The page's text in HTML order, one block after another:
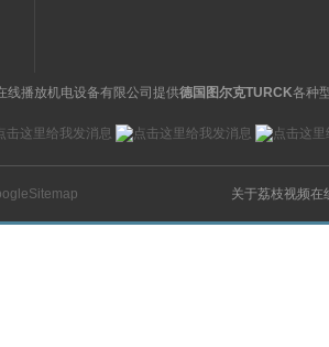
线播放机电设备有限公司提供德国图尔克TURCK各种
关于荔枝视频在